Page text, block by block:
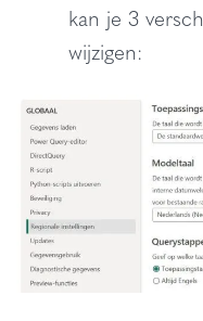
kan je 3
wijzigen: